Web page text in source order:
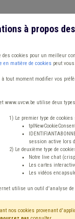
Budget
IPP Recette
Type de
à propos
des cookies pour un meilleur
en matière de cookies peut
à tout moment modifier vos
www.uvcw.be utilise deux
1) Le premier type de
session active lors
2) Le deuxième type de
Notre live chat
Les cartes
Les vidéos
utilise un outil d'analyse
nos cookies provenant